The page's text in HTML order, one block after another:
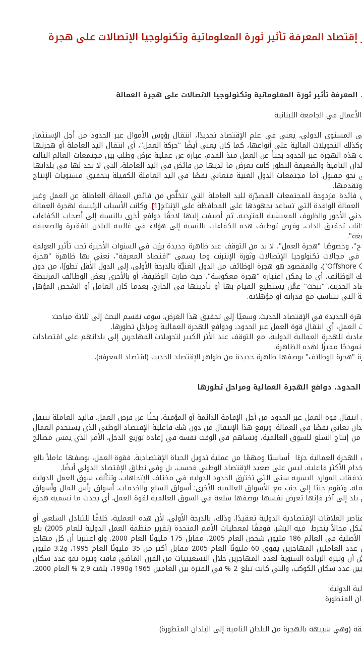
المعرفة تأثير ثورة المعلوماتية وتكنولوجيا الإتصالات على هجرة
تأثير ثورة المعلوماتية وتكنولوجيا الإتصالات على هجرة العمالة
في الجامعة اللبنانية
المستوى الدولي، يعني في علم الإقتصاد تحديدًا، انتقال رؤوس الأموال عبر الحدود من أجل الإستثمار
التحويلات المالية على أنواعها، كما كان يعني أيضًا "حركة العمل"، أي انتقال اليد العاملة أو هجرتها
الهجرة عبر الحدود بحثاً عن العمل منذ القدم، عبارة عن عملية عرض وطلب بين مجتمعات العالم الثالث
النامية والضعيفة التطور كانت تعرض ما لديها من فائض في اليد العاملة، التي لا تجد لها في بلدانها
مقبول. أما مجتمعات الدول الغنية فتعاني نقصًا في اليد العاملة الكفيلة بتحقيق مستويات الإنتاج
فائدة مزدوجة للمجتمعات المصدِّرة لليد العاملة التي تتخلَّص من فائض العمالة العاطلة عن العمل وغير
الوافدة التي تساعد بجهودها على المحافظة على الإنتاج[1] . وكانت الأسباب الرئيسة لهجرة العمالة
الأجور والظروف المعيشية المتردية، ثم أضيفت إليها لاحقًا دوافع أخرى بالنسبة إلى أصحاب الكفاءات
تحقيق الذات، وفرص توظيف هذه الكفاءات بالنسبة إلى هؤلاء في غالبية البلدن الفقيرة والضعيفة
وخصوصًا "هجرة العمل"، لا بد من التوقف عند ظاهرة جديدة برزت في السنوات الأخيرة تحت تأثير العولمة
في مجالات تكنولوجيا الإتصالات وثورة الإنترنت وما يسمى "اقتصاد المعرفة"، نعني بها ظاهرة "هجرة
الوظائف" ("Offshoring" أو "Offshore Outsourcing")، والمقصود هو هجرة الوظائف من الدول الغنيَّة بالدرجة الأولى، إلى الدول الأقل تطورًا، من دون
الوظائف، أي ما يمكن اعتباره "هجرة معكوسة"، حيث صارت الوظيفة، أو بالأحرى بعض الوظائف المرتبطة
الحديث، "تبحث" عمَّن يستطيع القيام بها أو تأديتها في الخارج، بعدما كان العامل أو الشخص المؤهل
التي تتناسب مع قدراته أو مؤهلاته.
الجديدة في الإقتصاد الحديث. وسعيًا إلى تحقيق هذا الغرض، سوف نقسم البحث إلى ثلاثة مباحث:
أي انتقال قوة العمل عبر الحدود، ودوافع الهجرة العمالية ومراحل تطورها.
للهجرة العمالية الدولية، مع التوقف عند الأثر الكبير لتحويلات المهاجرين إلى بلدانهم على اقتصادات
مميزًا لهذه الظاهرة.
"هجرة الوظائف" بوصفها ظاهرة جديدة من ظواهر الإقتصاد الحديث (اقتصاد المعرفة).
دوافع الهجرة العمالية ومراحل تطورها
قوة العمل عبر الحدود من أجل الإقامة الدائمة أو المؤقتة، بحثًا عن فرص العمل. فاليد العاملة تنتقل
تعاني نقصًا في العمالة. ويرفع هذا الإنتقال من دون شك فاعلية الإقتصاد الوطني الذي يستخدم العمال
من إنتاج السلع للسوق العالمية، وتساهم في الوقت نفسه في إعادة توزيع الدخل، الأمر الذي يمس مصالح
العمالية جزءًا أساسيًا ومهمًا من عملية تدويل الحياة الإقتصادية. فقوة العمل، بوصفها عاملاً بالغ
الأكثر فاعلية، ليس على صعيد الإقتصاد الوطني فحسب، بل وفي نطاق الإقتصاد الدولي أيضًا.
الموارد البشرية شتى التي تخترق الحدود الدولية في مختلف الإتجاهات. وتتألف سوق العمل الدولية
وتقوم جنبًا إلى جنب مع الأسواق العالمية الأخرى: أسواق السلع والخدمات، أسواق رأس المال وأسواق
من بلد إلى آخر فإنها تعرض نفسها بوصفها سلعة في السوق العالمية لقوة العمل، أي يحدث ما نسميه هجرة
العلاقات الإقتصادية الدولية تعقيدًا. وذلك، بالدرجة الأولى، لأن هذه العملية، خلافًا للتبادل السلعي أو
لحركة رأس المال على الصعيد الدولي، تشكل مجالاً ينخرط فيه البشر. فوفقًا لمعطيات الأمم المتحدة (تقرير منظمة العمل الدولية للعام 2005) بلغ
عدد الذين يعيشون خارج حدود مواطنهم الأصلية في العالم 186 مليون شخص العام 2005، مقابل 175 مليونًا العام 2000. ولو اعتبرنا أن كل مهاجر
يعيل ثلاثة أشخاص في المتوسط، فيكون عدد العاملين المهاجرين يفوق 60 مليونًا العام 2005 مقابل أكثر من 35 مليونًا العام 1995، و3.2 مليون
يتبيَّن أن وتيرة الزيادة السنوية لعدد المهاجرين خلال التسعينيات من القرن الماضي فاقت وتيرة نمو عدد سكان
العالم. وكانت النتيجة أن نسبة المهاجرين بين عدد سكان الكوكب، والتي كانت تبلغ 2 % في الفترة بين العامين 1965 و1990، بلغت 2,9 % العام 2000،
الدولية:
المتطورة
(وهي شبيهة بالهجرة من البلدان النامية إلى البلدان المتطورة)